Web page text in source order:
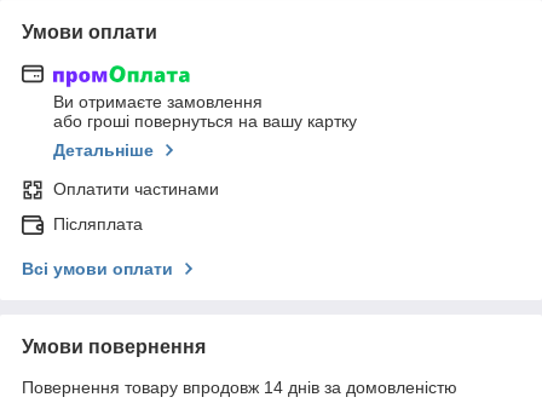
Умови оплати
Ви отримаєте замовлення
або гроші повернуться на вашу картку
Детальніше
Оплатити частинами
Післяплата
Всі умови оплати
Умови повернення
Повернення товару впродовж 14 днів за домовленістю